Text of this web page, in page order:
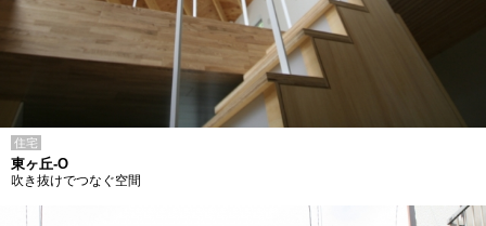
住宅
東ヶ丘-O
吹き抜けでつなぐ空間